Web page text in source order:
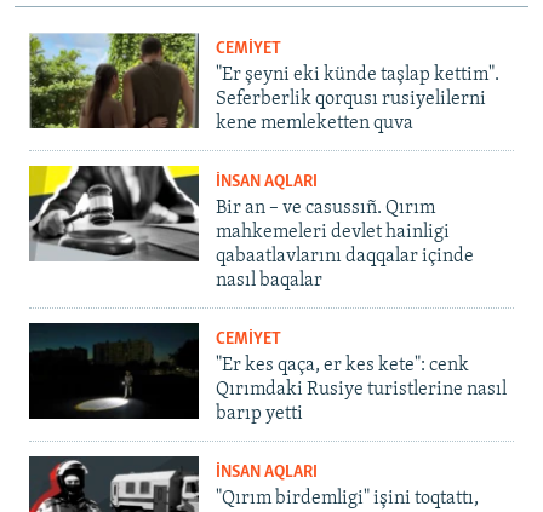
CEMİYET
"Er şeyni eki künde taşlap kettim".
Seferberlik qorqusı rusiyelilerni
kene memleketten quva
İNSAN AQLARI
Bir an – ve casussıñ. Qırım
mahkemeleri devlet hainligi
qabaatlavlarını daqqalar içinde
nasıl baqalar
CEMİYET
"Er kes qaça, er kes kete": cenk
Qırımdaki Rusiye turistlerine nasıl
barıp yetti
İNSAN AQLARI
"Qırım birdemligi" işini toqtattı,